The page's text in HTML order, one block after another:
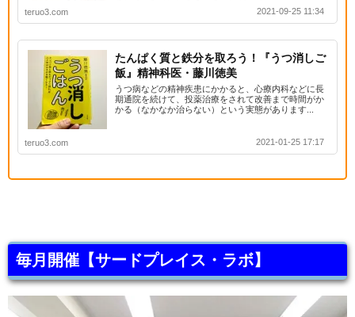
teruo3.com
2021-09-25 11:34
たんぱく質と鉄分を取ろう！『うつ消しご
飯』精神科医・藤川徳美
うつ病などの精神疾患にかかると、心療内科などに長
期通院を続けて、投薬治療をされて改善まで時間がか
かる（なかなか治らない）という実態があります...
teruo3.com 2021-01-25 17:17
毎月開催【サードプレイス・ラボ】